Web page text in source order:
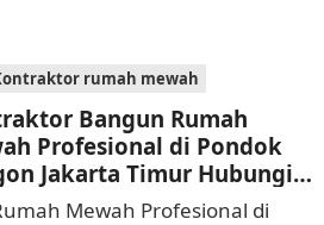
rumah mewah
Bangun Rumah
Profesional di Pondok
Hubungi
9933 588Mewah Profesional di